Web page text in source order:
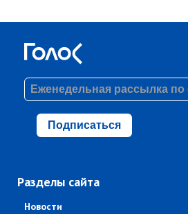
Подписаться
Разделы сайта
Новости